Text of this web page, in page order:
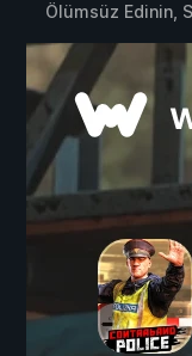
Ölümsüz Edinin,